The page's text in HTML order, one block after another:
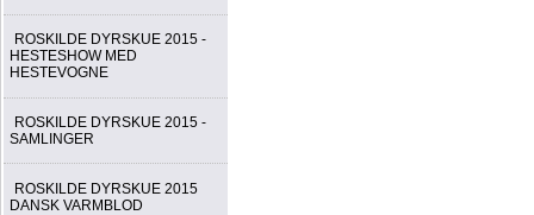
ROSKILDE DYRSKUE 2015 -
HESTESHOW MED
HESTEVOGNE
ROSKILDE DYRSKUE 2015 -
SAMLINGER
ROSKILDE DYRSKUE 2015
DANSK VARMBLOD